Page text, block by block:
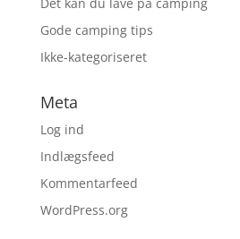
Gode camping tips
Ikke-kategoriseret
Meta
Log ind
Indlægsfeed
Kommentarfeed
WordPress.org